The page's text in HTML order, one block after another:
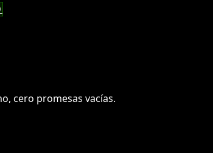
cero promesas vacías.